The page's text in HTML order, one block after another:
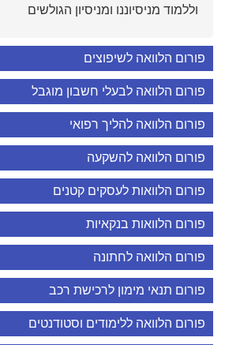
וללמוד מניסיוננו ומניסיון הגולשים
פורום הלוואה לשיפוצים
פורום הלוואה לבעלי חשבון מוגבל
פורום הלוואה להליך רפואי
פורום הלוואה להשקעה
פורום הלוואות לעסקים קטנים
פורום הלוואות בנקאיות
פורום הלוואה לחתונה
פורום תנאי מימון לרכישת רכב
פורום הלוואה ללימודים וסטודנטים